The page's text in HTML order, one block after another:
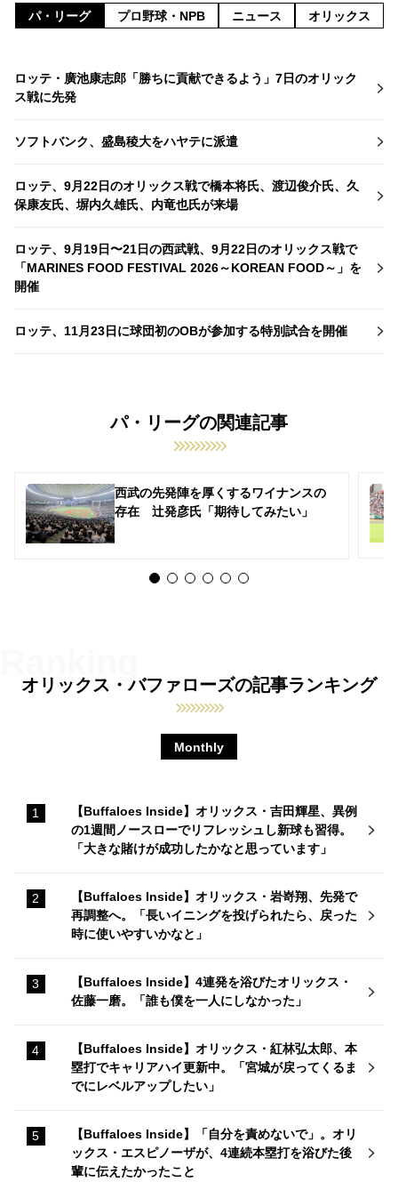
パ・リーグ プロ野球・NPB ニュース オリックス
ロッテ・廣池康志郎「勝ちに貢献できるよう」7日のオリック
ス戦に先発
ソフトバンク、盛島稜大をハヤテに派遣
ロッテ、9月22日のオリックス戦で橋本将氏、渡辺俊介氏、久
保康友氏、塀内久雄氏、内竜也氏が来場
ロッテ、9月19日〜21日の西武戦、9月22日のオリックス戦で
「MARINES FOOD FESTIVAL 2026～KOREAN FOOD～」を
開催
ロッテ、11月23日に球団初のOBが参加する特別試合を開催
パ・リーグの関連記事
西武の先発陣を厚くするワイナンスの
存在 辻発彦氏「期待してみたい」
オリックス・バファローズの記事ランキング
Monthly
【Buffaloes Inside】オリックス・吉田輝星、異例
の1週間ノースローでリフレッシュし新球も習得。
「大きな賭けが成功したかなと思っています」
【Buffaloes Inside】オリックス・岩嵜翔、先発で
再調整へ。「長いイニングを投げられたら、戻った
時に使いやすいかなと」
【Buffaloes Inside】4連発を浴びたオリックス・
佐藤一磨。「誰も僕を一人にしなかった」
【Buffaloes Inside】オリックス・紅林弘太郎、本
塁打でキャリアハイ更新中。「宮城が戻ってくるま
でにレベルアップしたい」
【Buffaloes Inside】「自分を責めないで」。オリ
ックス・エスピノーザが、4連続本塁打を浴びた後
輩に伝えたかったこと